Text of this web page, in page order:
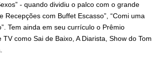
- quando dividiu o palco com o grande
Recepções com Buffet Escasso”, “Comi uma
Tem ainda em seu currículo o Prêmio
como Sai de Baixo, A Diarista, Show do Tom